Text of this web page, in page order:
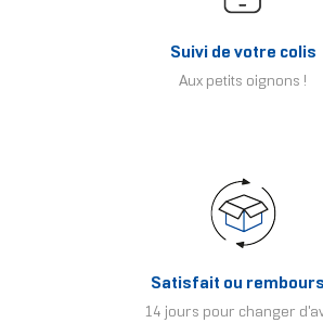
Suivi de votre colis
Aux petits oignons !
Satisfait ou
14 jours pour changer